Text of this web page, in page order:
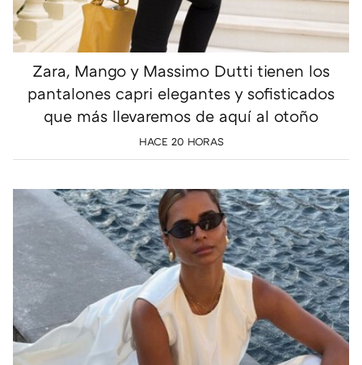
Zara, Mango y Massimo Dutti tienen los
pantalones capri elegantes y sofisticados
que más llevaremos de aquí al otoño
HACE 20 HORAS